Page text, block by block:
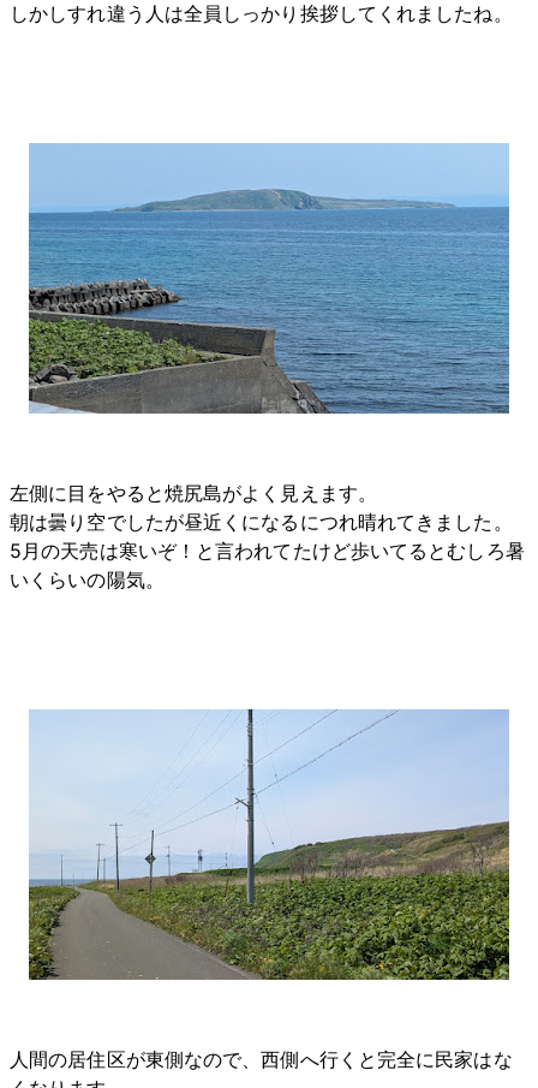
しかしすれ違う人は全員しっかり挨拶してくれましたね。
左側に目をやると焼尻島がよく見えます。
朝は曇り空でしたが昼近くになるにつれ晴れてきました。
5月の天売は寒いぞ！と言われてたけど歩いてるとむしろ暑
いくらいの陽気。
人間の居住区が東側なので、西側へ行くと完全に民家はな